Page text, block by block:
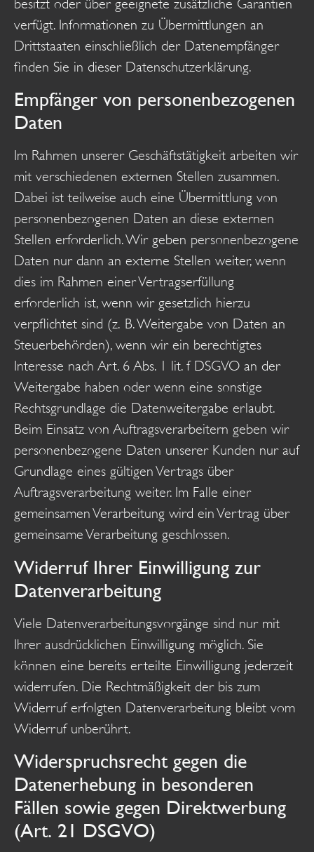
besitzt oder über geeignete zusätzliche Garantien
verfügt. Informationen zu Übermittlungen an
Drittstaaten einschließlich der Datenempfänger
finden Sie in dieser Datenschutzerklärung.
Empfänger von personenbezogenen
Daten
Im Rahmen unserer Geschäftstätigkeit arbeiten wir
mit verschiedenen externen Stellen zusammen.
Dabei ist teilweise auch eine Übermittlung von
personenbezogenen Daten an diese externen
Stellen erforderlich. Wir geben personenbezogene
Daten nur dann an externe Stellen weiter, wenn
dies im Rahmen einer Vertragserfüllung
erforderlich ist, wenn wir gesetzlich hierzu
verpflichtet sind (z. B. Weitergabe von Daten an
Steuerbehörden), wenn wir ein berechtigtes
Interesse nach Art. 6 Abs. 1 lit. f DSGVO an der
Weitergabe haben oder wenn eine sonstige
Rechtsgrundlage die Datenweitergabe erlaubt.
Beim Einsatz von Auftragsverarbeitern geben wir
personenbezogene Daten unserer Kunden nur auf
Grundlage eines gültigen Vertrags über
Auftragsverarbeitung weiter. Im Falle einer
gemeinsamen Verarbeitung wird ein Vertrag über
gemeinsame Verarbeitung geschlossen.
Widerruf Ihrer Einwilligung zur
Datenverarbeitung
Viele Datenverarbeitungsvorgänge sind nur mit
Ihrer ausdrücklichen Einwilligung möglich. Sie
können eine bereits erteilte Einwilligung jederzeit
widerrufen. Die Rechtmäßigkeit der bis zum
Widerruf erfolgten Datenverarbeitung bleibt vom
Widerruf unberührt.
Widerspruchsrecht gegen die
Datenerhebung in besonderen
Fällen sowie gegen Direktwerbung
(Art. 21 DSGVO)